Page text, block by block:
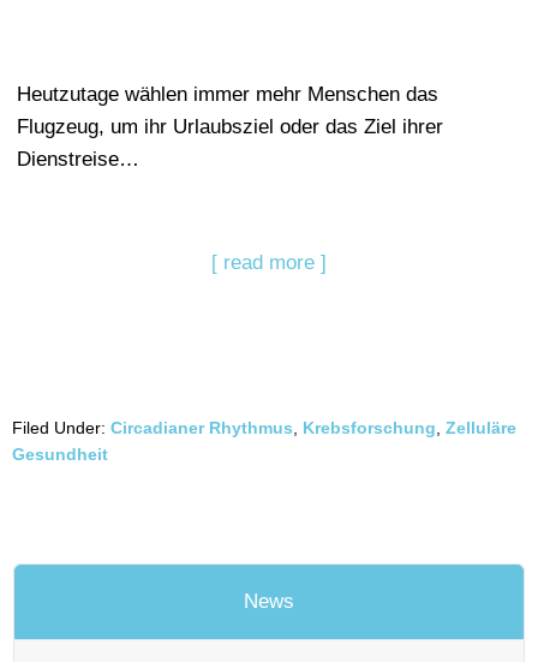
Heutzutage wählen immer mehr Menschen das
Flugzeug, um ihr Urlaubsziel oder das Ziel ihrer
Dienstreise…
[ read more ]
Filed Under: Circadianer Rhythmus Krebsforschung Zelluläre
Gesundheit
News